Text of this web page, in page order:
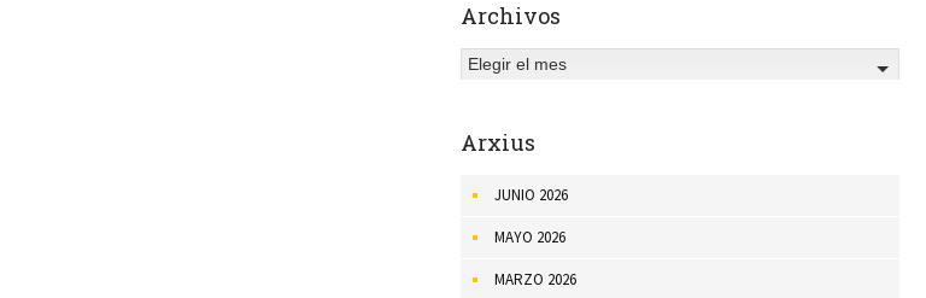
Archivos
Elegir el mes
Arxius
JUNIO 2026
MAYO 2026
MARZO 2026